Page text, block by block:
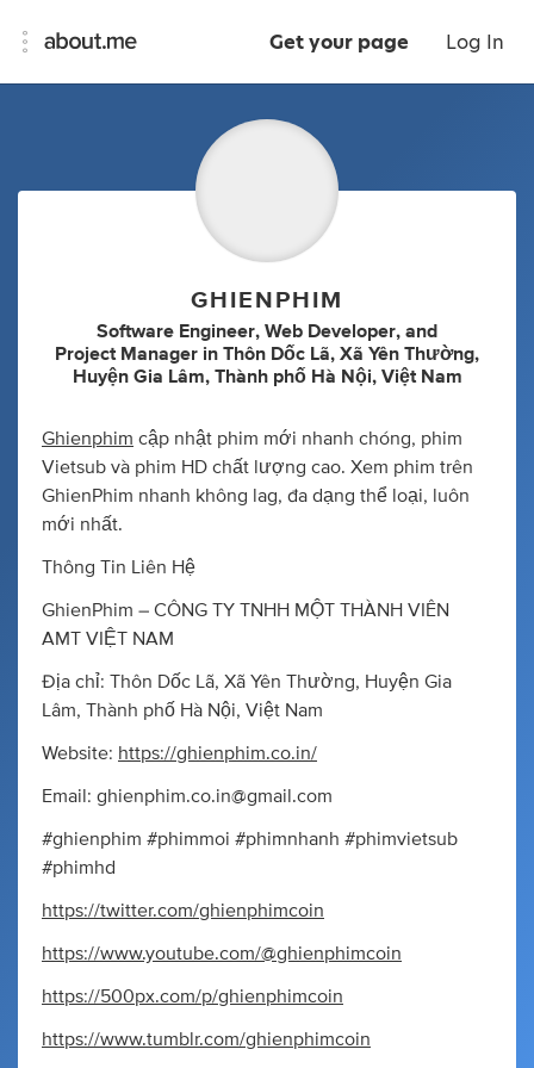
Get your page Log In
GHIENPHIM
Software Engineer, Web Developer, and
Project Manager in Thôn Dốc Lã, Xã Yên Thường,
Huyện Gia Lâm, Thành phố Hà Nội, Việt Nam
Ghienphim cập nhật phim mới nhanh chóng, phim
Vietsub và phim HD chất lượng cao. Xem phim trên
GhienPhim nhanh không lag, đa dạng thể loại, luôn
mới nhất.
Thông Tin Liên Hệ
GhienPhim – CÔNG TY TNHH MỘT THÀNH VIÊN
AMT VIỆT NAM
Địa chỉ: Thôn Dốc Lã, Xã Yên Thường, Huyện Gia
Lâm, Thành phố Hà Nội, Việt Nam
Website: https://ghienphim.co.in/
Email: ghienphim.co.in@gmail.com
#ghienphim #phimmoi #phimnhanh #phimvietsub
#phimhd
https://twitter.com/ghienphimcoin
https://www.youtube.com/@ghienphimcoin
https://500px.com/p/ghienphimcoin
https://www.tumblr.com/ghienphimcoin